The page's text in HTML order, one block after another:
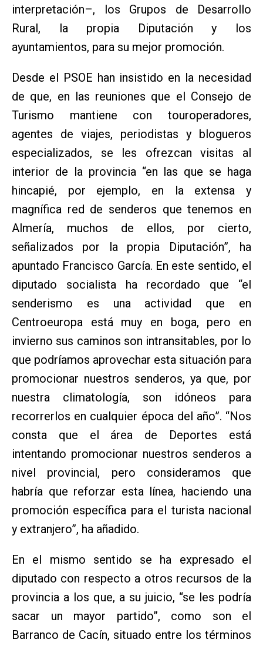
interpretación–, los Grupos de Desarrollo
Rural, la propia Diputación y los
ayuntamientos, para su mejor promoción.
Desde el PSOE han insistido en la necesidad
de que, en las reuniones que el Consejo de
Turismo mantiene con touroperadores,
agentes de viajes, periodistas y blogueros
especializados, se les ofrezcan visitas al
interior de la provincia “en las que se haga
hincapié, por ejemplo, en la extensa y
magnífica red de senderos que tenemos en
Almería, muchos de ellos, por cierto,
señalizados por la propia Diputación”, ha
apuntado Francisco García. En este sentido, el
diputado socialista ha recordado que “el
senderismo es una actividad que en
Centroeuropa está muy en boga, pero en
invierno sus caminos son intransitables, por lo
que podríamos aprovechar esta situación para
promocionar nuestros senderos, ya que, por
nuestra climatología, son idóneos para
recorrerlos en cualquier época del año”. “Nos
consta que el área de Deportes está
intentando promocionar nuestros senderos a
nivel provincial, pero consideramos que
habría que reforzar esta línea, haciendo una
promoción específica para el turista nacional
y extranjero”, ha añadido.
En el mismo sentido se ha expresado el
diputado con respecto a otros recursos de la
provincia a los que, a su juicio, “se les podría
sacar un mayor partido”, como son el
Barranco de Cacín, situado entre los términos